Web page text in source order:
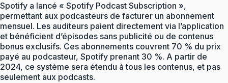
Spotify a lancé « Spotify Podcast Subscription »,
permettant aux podcasteurs de facturer un abonnement
mensuel. Les auditeurs paient directement via l’application
et bénéficient d’épisodes sans publicité ou de contenus
bonus exclusifs. Ces abonnements couvrent 70 % du prix
payé au podcasteur, Spotify prenant 30 %. A partir de
2024, ce système sera étendu à tous les contenus, et pas
seulement aux podcasts.